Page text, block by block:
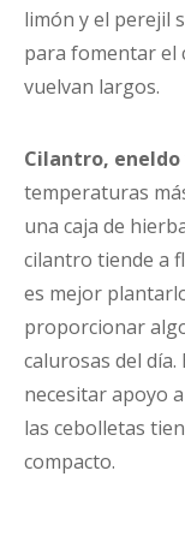
limón y el perejil
para fomentar el
vuelvan largos.
Cilantro,
temperaturas
una caja de
cilantro tiende a
es mejor
proporcionar
calurosas del día.
necesitar apoyo
las cebolletas
compacto.